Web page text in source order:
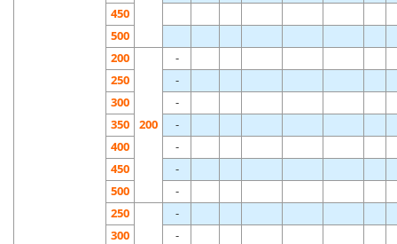
450
500
200
200
-
250
-
300
-
350
-
400
-
450
-
500
-
250
-
300
-